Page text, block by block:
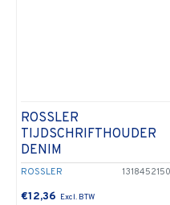
ROSSLER 1318452150
ROSSLER
TIJDSCHRIFTHOUDER
DENIM
€12,36